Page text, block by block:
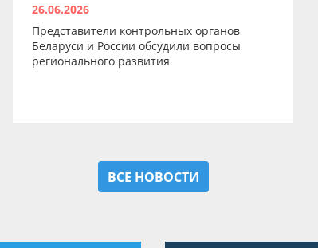
26.06.2026
Представители контрольных органов
Беларуси и России обсудили вопросы
регионального развития
ВСЕ НОВОСТИ